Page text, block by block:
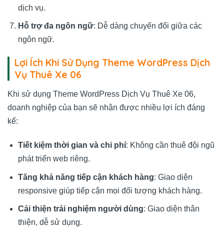
dịch vụ.
Hỗ trợ đa ngôn ngữ: Dễ dàng chuyển đổi giữa các
ngôn ngữ.
Lợi Ích Khi Sử Dụng Theme WordPress Dịch
Vụ Thuê Xe 06
Khi sử dụng Theme WordPress Dịch Vụ Thuê Xe 06,
doanh nghiệp của bạn sẽ nhận được nhiều lợi ích đáng
kể:
Tiết kiệm thời gian và chi phí: Không cần thuê đội ngũ
phát triển web riêng.
Tăng khả năng tiếp cận khách hàng: Giao diện
responsive giúp tiếp cận mọi đối tượng khách hàng.
Cải thiện trải nghiệm người dùng: Giao diện thân
thiện, dễ sử dụng.